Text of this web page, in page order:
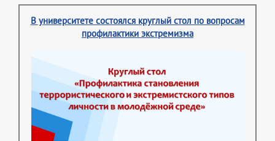
В университете состоялся круглый стол по вопросам
профилактики экстремизма